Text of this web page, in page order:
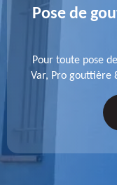
Pose de
Pour toute pose
Var, Pro gouttière